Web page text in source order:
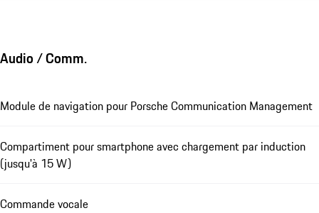
Audio / Comm.
Module de navigation pour Porsche Communication Management
Compartiment pour smartphone avec chargement par induction
(jusqu'à 15 W)
Commande vocale